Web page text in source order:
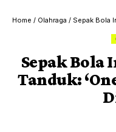
Home / Olahraga / Sepak Bola
Sepak Bola
Tanduk: